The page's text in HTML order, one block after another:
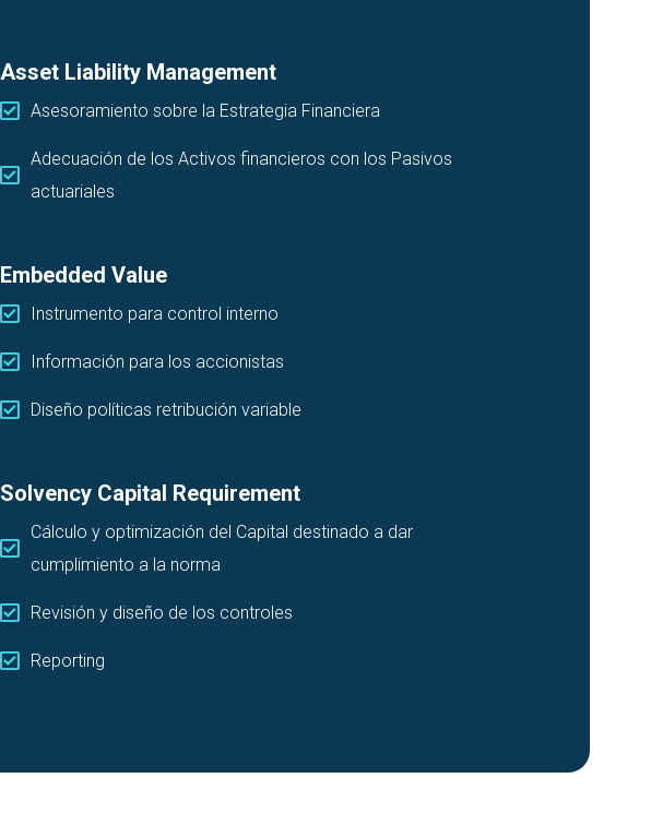
Asset Liability Management
Asesoramiento sobre la Estrategia Financiera
Adecuación de los Activos financieros con los Pasivos
actuariales
Embedded Value
Instrumento para control interno
Información para los accionistas
Diseño políticas retribución variable
Solvency Capital Requirement
Cálculo y optimización del Capital destinado a dar
cumplimiento a la norma
Revisión y diseño de los controles
Reporting